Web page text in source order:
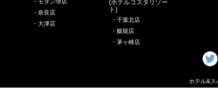
・モダン堺店
・奈良店
・大津店
(ホテルコスタリゾー
ト)
・千葉北店
・飯能店
・茅ヶ崎店
ホテル&